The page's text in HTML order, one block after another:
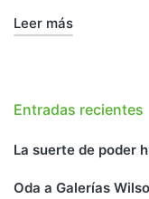
Leer más
Entradas recientes
La suerte de poder
Oda a Galerías